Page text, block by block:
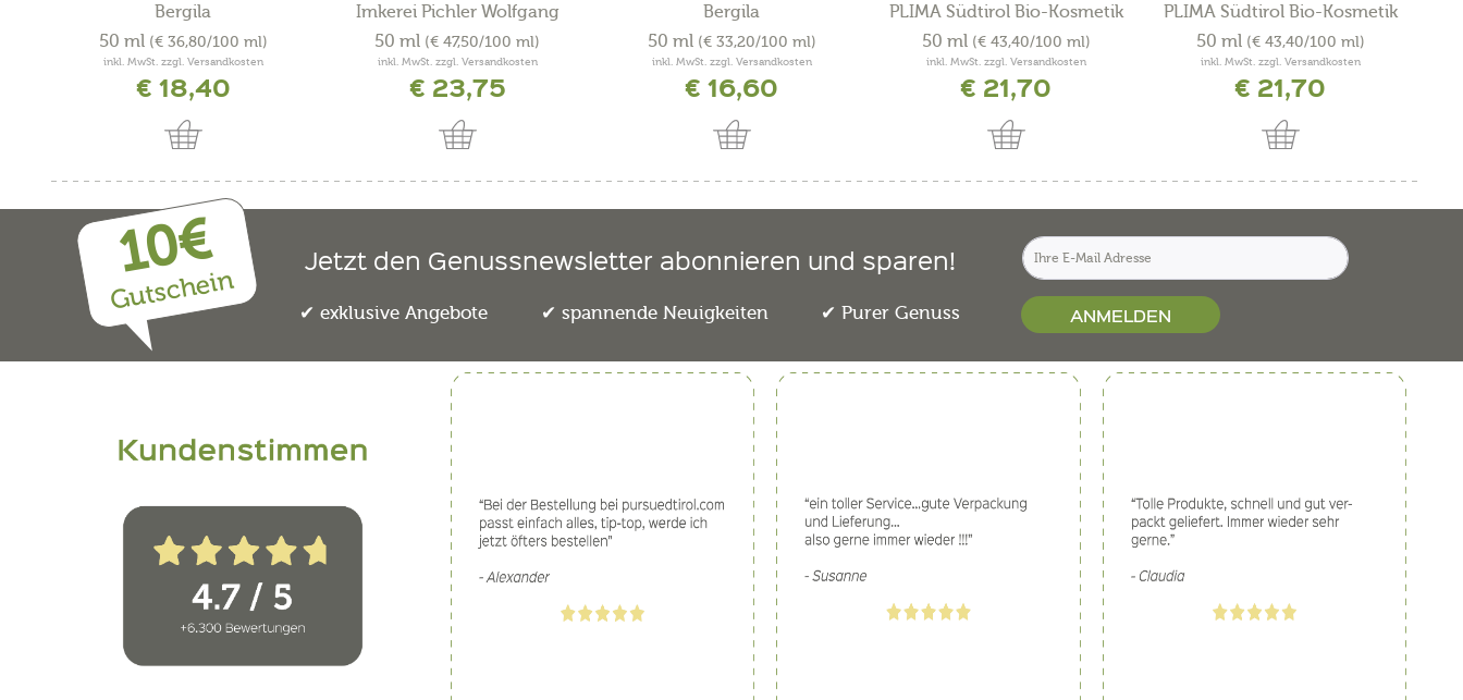
Bergila
50 ml (€ 36,80/100 ml)
inkl. MwSt. zzgl. Versandkosten
€ 18,40
Imkerei Pichler Wolfgang
50 ml (€ 47,50/100 ml)
inkl. MwSt. zzgl. Versandkosten
€ 23,75
Bergila
50 ml (€ 33,20/100 ml)
inkl. MwSt. zzgl. Versandkosten
€ 16,60
PLIMA Südtirol Bio-Kosmetik
50 ml (€ 43,40/100 ml)
inkl. MwSt. zzgl. Versandkosten
€ 21,70
PLIMA Südtirol Bio-Kosmetik
50 ml (€ 43,40/100 ml)
inkl. MwSt. zzgl. Versandkosten
€ 21,70
10€
Gutschein
Jetzt den Genussnewsletter abonnieren und sparen!
exklusive Angebote spannende Neuigkeiten Purer Genuss ANMELDEN